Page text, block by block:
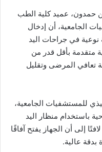
حمدون، عميد كلية الطب
الجامعية، أن إدخال
في جراحات اليد
متقدمة بأقل قدر من
تعافي المرضى وتقليل
للمستشفيات الجامعية،
باستخدام منظار اليد
إلى أن الجهاز يفتح آفاقًا
بدقة عالية.